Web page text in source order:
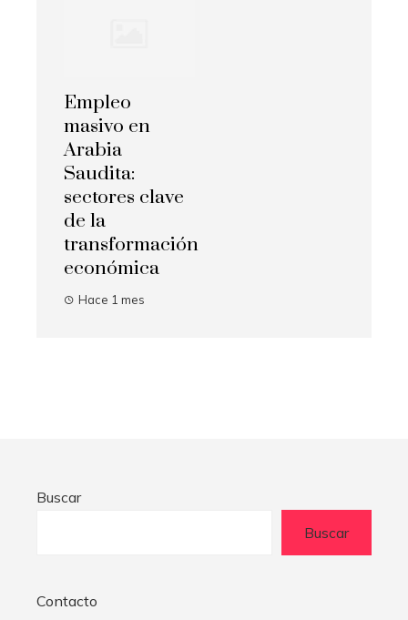
Empleo
masivo en
Arabia
Saudita:
sectores clave
de la
transformación
económica
Hace 1 mes
Buscar
Buscar
Contacto